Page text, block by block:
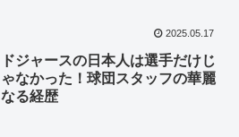
2025.05.17
ドジャースの日本人は選手だけじ
ゃなかった！球団スタッフの華麗
なる経歴